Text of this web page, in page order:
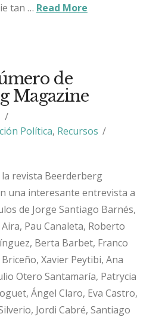
tan … Read More
de
Magazine
Política, Recursos
revista Beerderberg
una interesante entrevista a
de Jorge Santiago Barnés,
Pau Canaleta, Roberto
Berta Barbet, Franco
Xavier Peytibi, Ana
Otero Santamaría, Patrycia
Ángel Claro, Eva Castro,
Jordi Cabré, Santiago